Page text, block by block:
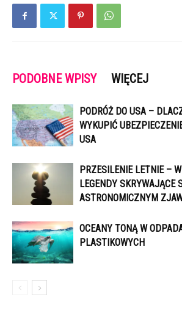
PODOBNE WPISY WIĘCEJ
PODRÓŻ DO USA –
WYKUPIĆ
USA
PRZESILENIE LETNIE –
LEGENDY SKRYWAJĄCE
ASTRONOMICZNYM
OCEANY TONĄ W
PLASTIKOWYCH